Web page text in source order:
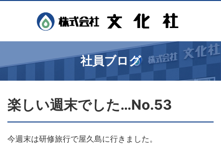
社員ブログ
楽しい週末でした…No.53
今週末は研修旅行で屋久島に行きました。